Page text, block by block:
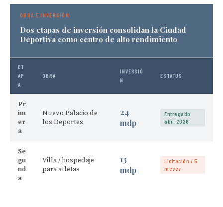
OBRA E INVERSIÓN
Dos etapas de inversión consolidan la Ciudad
Deportiva como centro de alto rendimiento
ET
AP
A
OBRA
INVERSIÓ
N
ESTATUS
Pr
im
er
a
Nuevo Palacio de
los Deportes
24
mdp
Entregado
abr. 2026
Se
gu
nd
a
Villa / hospedaje
para atletas
13
mdp
Licitación / 5
meses